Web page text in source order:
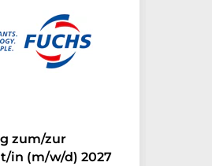
zum/zur
in (m/w/d) 2027